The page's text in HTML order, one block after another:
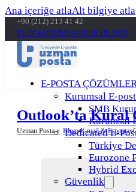
Ana içeriğe atlaAlt bilgiye atla
+90 (212) 213 41 42
BLOGKURUMSALBİZE ULAŞIN
E-POSTA
Kurumsal E-
SMB
Kurumsal
Dedicated E-
Türkiye
Eurozone
Hybrid
Güvenlik
Outlook’ta Kural
Uzman Posta » Blog E-mail & E-posta